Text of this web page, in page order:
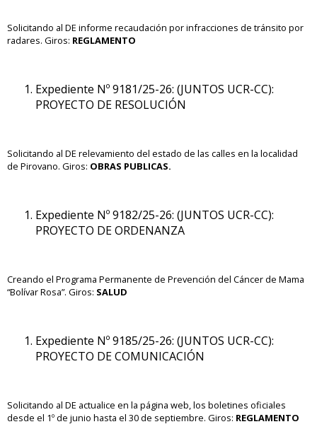
Solicitando al DE informe recaudación por infracciones de tránsito por
radares. Giros: REGLAMENTO
Expediente Nº 9181/25-26: (JUNTOS UCR-CC):
PROYECTO DE RESOLUCIÓN
Solicitando al DE relevamiento del estado de las calles en la localidad
de Pirovano. Giros: OBRAS PUBLICAS.
Expediente Nº 9182/25-26: (JUNTOS UCR-CC):
PROYECTO DE ORDENANZA
Creando el Programa Permanente de Prevención del Cáncer de Mama
“Bolívar Rosa”. Giros: SALUD
Expediente Nº 9185/25-26: (JUNTOS UCR-CC):
PROYECTO DE COMUNICACIÓN
Solicitando al DE actualice en la página web, los boletines oficiales
desde el 1º de junio hasta el 30 de septiembre. Giros: REGLAMENTO